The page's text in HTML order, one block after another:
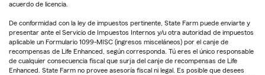
acuerdo de licencia.
De conformidad con la ley de impuestos pertinente, State Farm puede enviarte y
presentar ante el Servicio de Impuestos Internos y/u otra autoridad de impuestos
aplicable un Formulario 1099-MISC (ingresos misceláneos) por el canje de
recompensas de Life Enhanced, según corresponda. Tú eres el único responsable
de cualquier consecuencia fiscal que surja del canje de recompensas de Life
Enhanced. State Farm no provee asesoría fiscal ni legal. Es posible que desees